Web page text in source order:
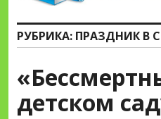
РУБРИКА: ПРАЗДНИК В
детском